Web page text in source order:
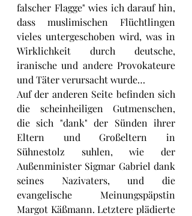
falscher Flagge" wies ich darauf hin,
dass muslimischen Flüchtlingen
vieles untergeschoben wird, was in
Wirklichkeit durch deutsche,
iranische und andere Provokateure
und Täter verursacht wurde…
Auf der anderen Seite befinden sich
die scheinheiligen Gutmenschen,
die sich "dank" der Sünden ihrer
Eltern und Großeltern in
Sühnestolz suhlen, wie der
Außenminister Sigmar Gabriel dank
seines Nazivaters, und die
evangelische Meinungspäpstin
Margot Käßmann. Letztere plädierte